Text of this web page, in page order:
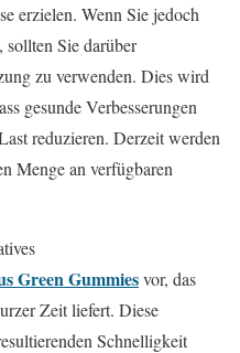
erzielen. Wenn Sie jedoch
Sie darüber
zu verwenden. Dies wird
gesunde Verbesserungen
reduzieren. Derzeit werden
Menge an verfügbaren
Green Gummiesvor, das
Zeit liefert. Diese
Schnelligkeit